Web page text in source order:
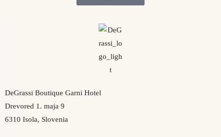
DeGrassi Boutique Garni Hotel
Drevored 1. maja 9
6310 Isola, Slovenia